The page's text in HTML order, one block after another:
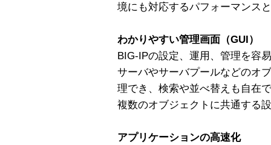
境にも対応するパフォーマンス
わかりやすい管理画面（GUI）
BIG-IPの設定、運用、管理を容
サーバやサーバプールなどのオ
理でき、検索や並べ替えも自在
複数のオブジェクトに共通する
アプリケーションの高速化